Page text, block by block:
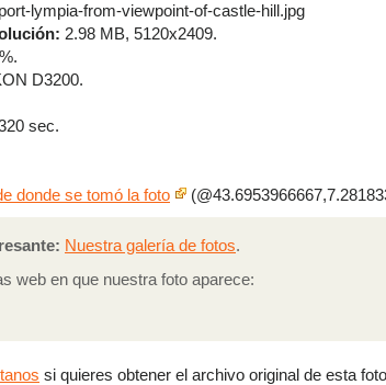
lympia-from-viewpoint-of-castle-hill.jpg
2.98 MB, 5120x2409.
D3200.
sec.
donde se tomó la foto
Nuestra galería de fotos.
web en que nuestra foto aparece:
si quieres obtener el archivo original de esta